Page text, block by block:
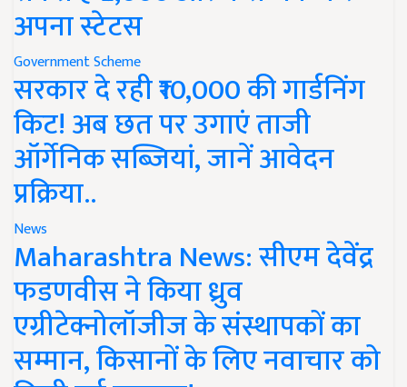
अपना स्टेटस
Government Scheme
सरकार दे रही ₹10,000 की गार्डनिंग
किट! अब छत पर उगाएं ताजी
ऑर्गेनिक सब्जियां, जानें आवेदन
प्रक्रिया..
News
Maharashtra News: सीएम देवेंद्र
फडणवीस ने किया ध्रुव
एग्रीटेक्नोलॉजीज के संस्थापकों का
सम्मान, किसानों के लिए नवाचार को